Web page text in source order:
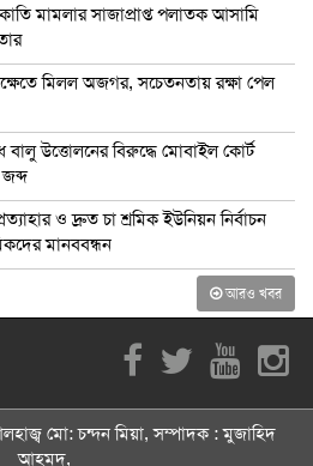
মামলার সাজাপ্রাপ্ত পলাতক আসামি
মিলল অজগর, সচেতনতায় রক্ষা পেল
বালু উত্তোলনের বিরুদ্ধে মোবাইল কোর্ট
ও দ্রুত চা শ্রমিক ইউনিয়ন নির্বাচন
মানববন্ধন
আরও খবর
মো: চন্দন মিয়া, সম্পাদক : মুজাহিদ
আহমদ,